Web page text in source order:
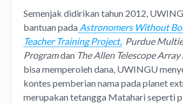
Semenjak didirikan tahun 2012,
bantuan pada Astronomers Without
Teacher Training Project, Purdue
Programdan The Allen Telescope Array
bisa memperoleh dana, UWINGU
kontes pemberian nama pada planet
merupakan tetangga Matahari seperti